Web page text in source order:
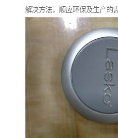
解决方法，顺应环保及生产的需